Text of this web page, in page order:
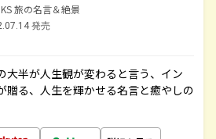
旅の名言＆絶景
発売
大半が人生観が変わると言う、イン
贈る、人生を輝かせる名言と癒やしの